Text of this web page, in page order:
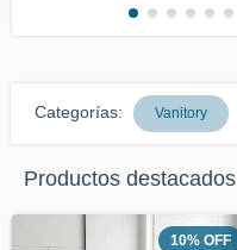
Categorías: Vanitory
Productos destacados
10% OFF